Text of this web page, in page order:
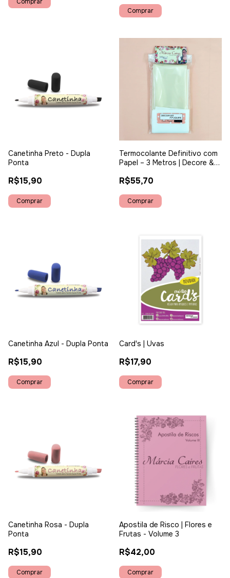
Canetinha Preto - Dupla
Ponta
R$15,90
Termocolante Definitivo com
Papel – 3 Metros | Decore &
R$55,70
Canetinha Azul - Dupla Ponta
R$15,90
Card's | Uvas
R$17,90
Canetinha Rosa - Dupla
Ponta
R$15,90
Apostila de Risco | Flores e
Frutas - Volume 3
R$42,00